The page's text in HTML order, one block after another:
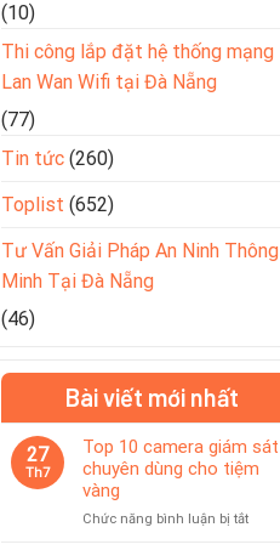
(10)
Thi công lắp đặt hệ thống mạng
Lan Wan Wifi tại Đà Nẵng
(77)
Tin tức (260)
Toplist (652)
Tư Vấn Giải Pháp An Ninh Thông
Minh Tại Đà Nẵng
(46)
Bài viết mới nhất
27
Th7
Top 10 camera giám sát
chuyên dùng cho tiệm
vàng
Chức năng bình luận bị tắtở